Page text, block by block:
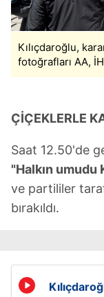
Kılıçdaroğlu,
fotoğrafları AA,
ÇİÇEKLERLE
Saat 12.50'de
"Halkın umudu
ve partililer
bırakıldı.